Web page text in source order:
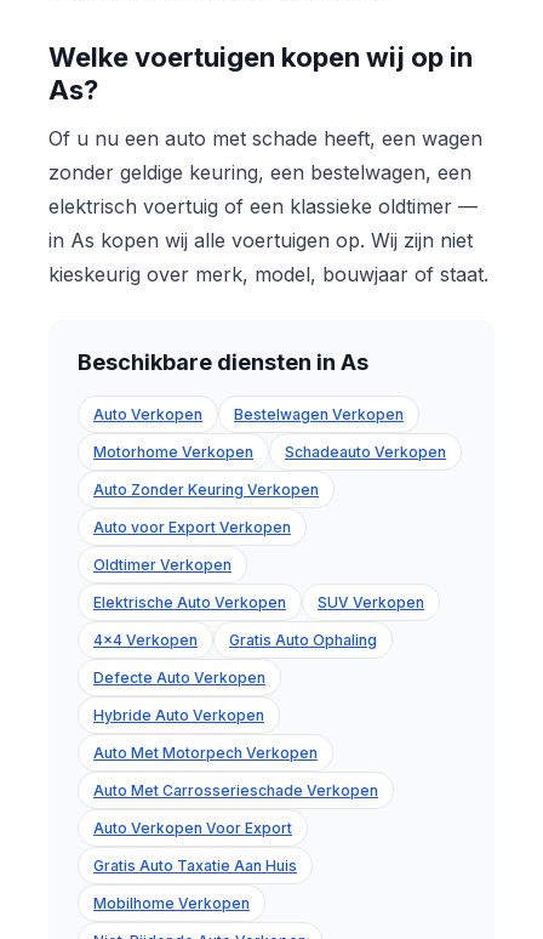
Welke voertuigen kopen wij op in
As?
Of u nu een auto met schade heeft, een wagen
zonder geldige keuring, een bestelwagen, een
elektrisch voertuig of een klassieke oldtimer —
in As kopen wij alle voertuigen op. Wij zijn niet
kieskeurig over merk, model, bouwjaar of staat.
Beschikbare diensten in As
Auto Verkopen Bestelwagen Verkopen
Motorhome Verkopen Schadeauto Verkopen
Auto Zonder Keuring Verkopen
Auto voor Export Verkopen
Oldtimer Verkopen
Elektrische Auto Verkopen SUV Verkopen
4x4 Verkopen Gratis Auto Ophaling
Defecte Auto Verkopen
Hybride Auto Verkopen
Auto Met Motorpech Verkopen
Auto Met Carrosserieschade Verkopen
Auto Verkopen Voor Export
Gratis Auto Taxatie Aan Huis
Mobilhome Verkopen